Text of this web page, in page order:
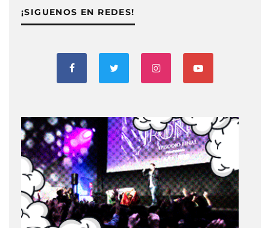
¡SIGUENOS EN REDES!